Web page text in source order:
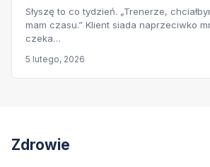
Słyszę to co tydzień. „Trenerze,
mam czasu.” Klient siada naprzeciwko
czeka…
5 lutego, 2026
Zdrowie